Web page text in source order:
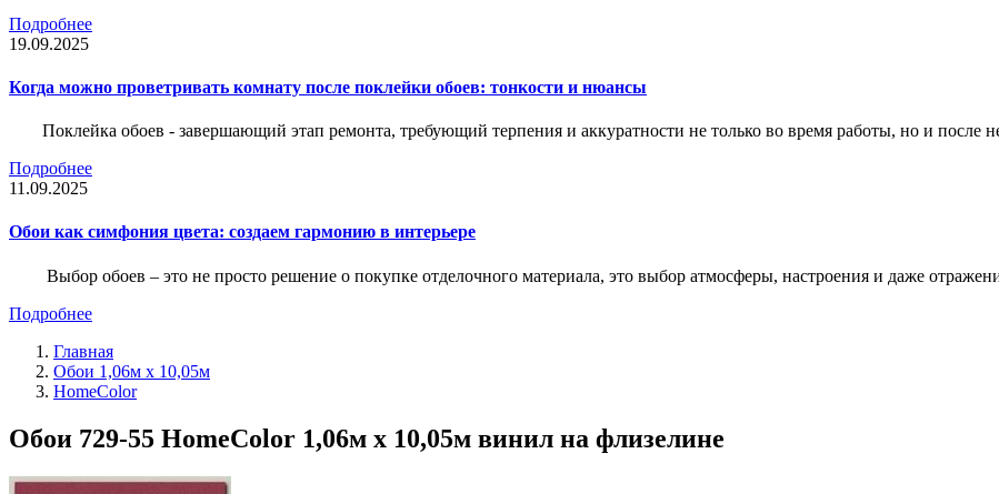
Подробнее
19.09.2025
Когда можно проветривать комнату после поклейки обоев: тонкости и нюансы
Поклейка обоев - завершающий этап ремонта, требующий терпения и аккуратности не только во время работы, но и после
Подробнее
11.09.2025
Обои как симфония цвета: создаем гармонию в интерьере
Выбор обоев – это не просто решение о покупке отделочного материала, это выбор атмосферы, настроения и даже
Подробнее
Главная
Обои 1,06м х 10,05м
HomeColor
Обои 729-55 HomeColor 1,06м х 10,05м винил на флизелине